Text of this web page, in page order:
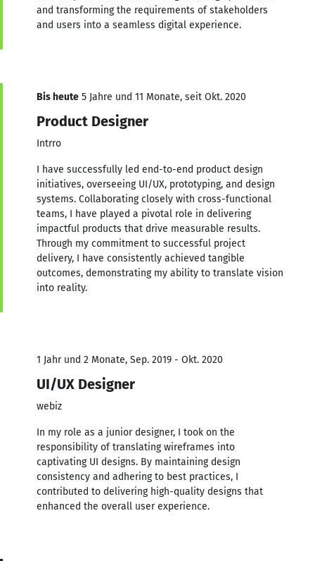
and transforming the requirements of stakeholders
and users into a seamless digital experience.
Bis heute 5 Jahre und 11 Monate, seit Okt. 2020
Product Designer
Intrro
I have successfully led end-to-end product design
initiatives, overseeing UI/UX, prototyping, and design
systems. Collaborating closely with cross-functional
teams, I have played a pivotal role in delivering
impactful products that drive measurable results.
Through my commitment to successful project
delivery, I have consistently achieved tangible
outcomes, demonstrating my ability to translate vision
into reality.
1 Jahr und 2 Monate, Sep. 2019 - Okt. 2020
UI/UX Designer
webiz
In my role as a junior designer, I took on the
responsibility of translating wireframes into
captivating UI designs. By maintaining design
consistency and adhering to best practices, I
contributed to delivering high-quality designs that
enhanced the overall user experience.